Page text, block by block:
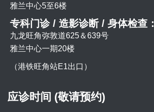
雅兰中心5至6楼
专科门诊 / 造影诊断 / 身体检查：
九龙旺角弥敦道625＆639号
雅兰中心一期20楼
（港铁旺角站E1出口）
应诊时间 (敬请预约)